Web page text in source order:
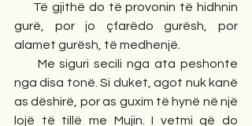
Të gjithë do të provonin të hidhnin
gurë, por jo çfarëdo gurësh, por
alamet gurësh, të medhenjë.
Me siguri secili nga ata peshonte
nga disa tonë. Si duket, agot nuk kanë
as dëshirë, por as guxim të hynë në një
lojë të tillë me Mujin. I vetmi që do